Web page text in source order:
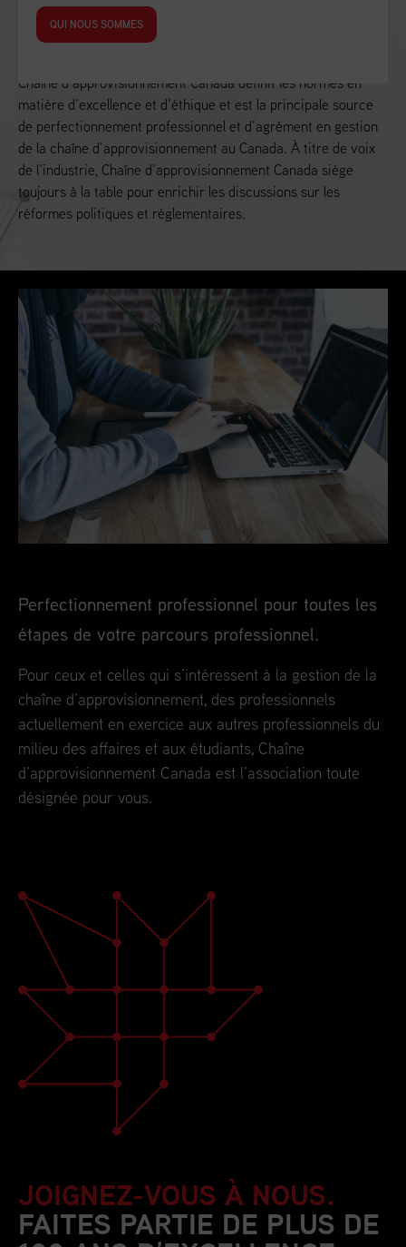
Alimenter la croissance économique du Canada
Chaîne d’approvisionnement Canada définit les normes en
matière d’excellence et d’éthique et est la principale source
de perfectionnement professionnel et d’agrément en gestion
de la chaîne d’approvisionnement au Canada. À titre de voix
de l’industrie, Chaîne d’approvisionnement Canada siège
toujours à la table pour enrichir les discussions sur les
réformes politiques et réglementaires.
QUI NOUS SOMMES
Perfectionnement professionnel pour toutes les
étapes de votre parcours professionnel.
Pour ceux et celles qui s’intéressent à la gestion de la
chaîne d’approvisionnement, des professionnels
actuellement en exercice aux autres professionnels du
milieu des affaires et aux étudiants, Chaîne
d’approvisionnement Canada est l’association toute
désignée pour vous.
JOIGNEZ-VOUS À NOUS.
FAITES PARTIE DE PLUS DE